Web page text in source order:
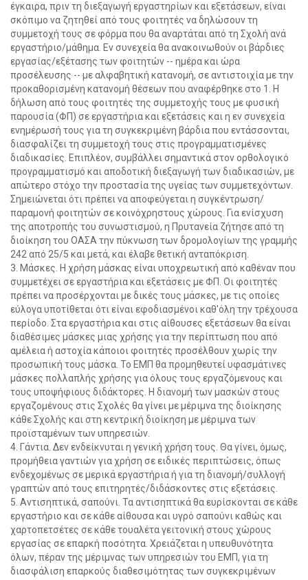
έγκαιρα, πριν τη διεξαγωγή εργαστηρίων και εξετάσεων, είναι
σκόπιμο να ζητηθεί από τους φοιτητές να δηλώσουν τη
συμμετοχή τους σε φόρμα που θα αναρτάται από τη Σχολή ανά
εργαστήριο/μάθημα. Εν συνεχεία θα ανακοινωθούν οι βάρδιες
εργασίας/εξέτασης των φοιτητών -- ημέρα και ώρα
προσέλευσης -- με αλφαβητική κατανομή, σε αντιστοιχία με την
προκαθορισμένη κατανομή θέσεων που αναφέρθηκε στο 1. Η
δήλωση από τους φοιτητές της συμμετοχής τους με φυσική
παρουσία (ΦΠ) σε εργαστήρια και εξετάσεις και η εν συνεχεία
ενημέρωσή τους για τη συγκεκριμένη βάρδια που εντάσσονται,
διασφαλίζει τη συμμετοχή τους στις προγραμματισμένες
διαδικασίες. Επιπλέον, συμβάλλει σημαντικά στον ορθολογικό
προγραμματισμό και αποδοτική διεξαγωγή των διαδικασιών, με
απώτερο στόχο την προστασία της υγείας των συμμετεχόντων.
Σημειώνεται ότι πρέπει να αποφεύγεται η συγκέντρωση/
παραμονή φοιτητών σε κοινόχρηστους χώρους. Για ενίσχυση
της αποτροπής του συνωστισμού, η Πρυτανεία ζήτησε από τη
διοίκηση του ΟΑΣΑ την πύκνωση των δρομολογίων της γραμμής
242 από 25/5 και μετά, και έλαβε θετική ανταπόκριση.
3. Μάσκες. Η χρήση μάσκας είναι υποχρεωτική από καθέναν που
συμμετέχει σε εργαστήρια και εξετάσεις με ΦΠ. Oι φοιτητές
πρέπει να προσέρχονται με δικές τους μάσκες, με τις οποίες
εύλογα υποτίθεται ότι είναι εφοδιασμένοι καθ'όλη την τρέχουσα
περίοδο. Στα εργαστήρια και στις αίθουσες εξετάσεων θα είναι
διαθέσιμες μάσκες μιας χρήσης για την περίπτωση που από
αμέλεια ή αστοχία κάποιοι φοιτητές προσέλθουν χωρίς την
προσωπική τους μάσκα. Το ΕΜΠ θα προμηθευτεί υφασμάτινες
μάσκες πολλαπλής χρήσης για όλους τους εργαζόμενους και
τους υποψήφιους διδάκτορες. Η διανομή των μασκών στους
εργαζομένους στις Σχολές θα γίνει με μέριμνα της διοίκησης
κάθε Σχολής και στη κεντρική διοίκηση με μέριμνα των
προϊσταμένων των υπηρεσιών.
4. Γάντια. Δεν ενδείκνυται η γενική χρήση τους. Θα γίνει, όμως,
προμήθεια γαντιών για χρήση σε ειδικές περιπτώσεις, όπως
ενδεχομένως σε μερικά εργαστήρια ή για τη διανομή/συλλογή
γραπτών από τους επιτηρητές/διδάσκοντες στις εξετάσεις.
5. Αντισηπτικά, σαπούνι. Τα αντισηπτικά θα ευρίσκονται σε κάθε
εργαστήριο και σε κάθε αίθουσα και υγρό σαπούνι καθώς και
χαρτοπετσέτες σε κάθε τουαλέτα γειτονική στους χώρους
εργασίας σε επαρκή ποσότητα. Χρειάζεται η υπευθυνότητα
όλων, πέραν της μέριμνας των υπηρεσιών του ΕΜΠ, για τη
διασφάλιση επαρκούς διαθεσιμότητας των συγκεκριμένων